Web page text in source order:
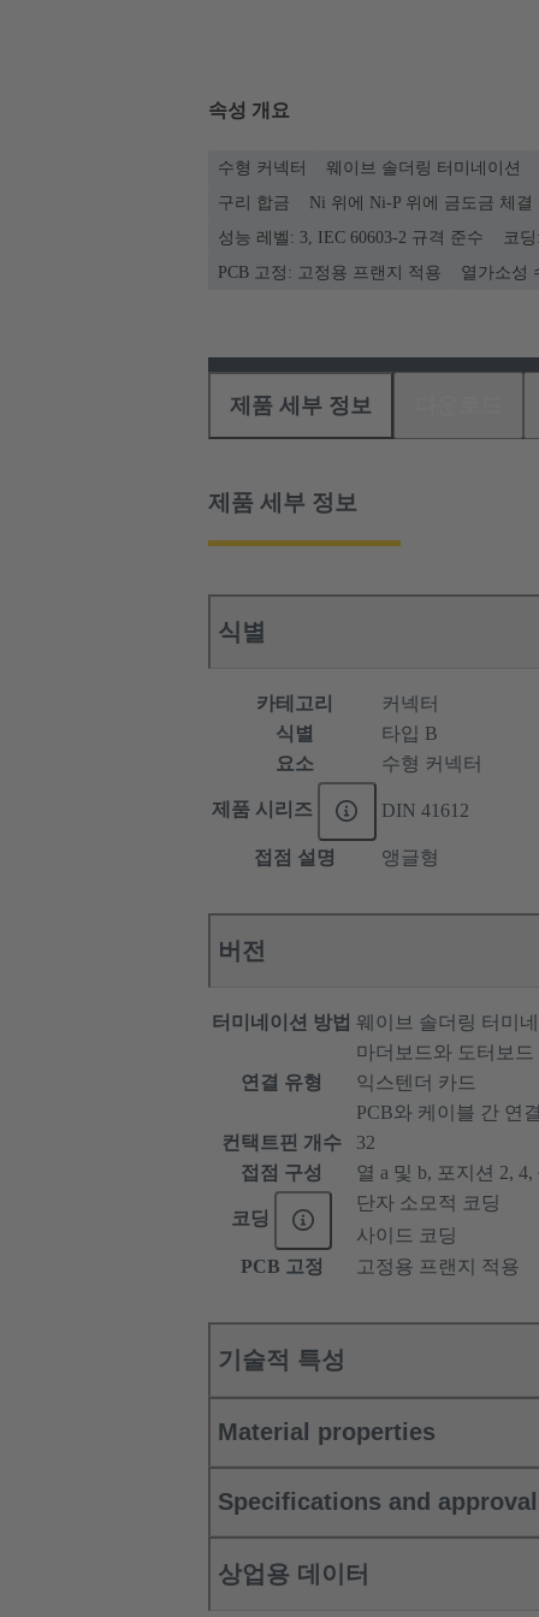
속성 개요
수형 커넥터 웨이브 솔더링 터미네이션
구리 합금
Ni 위에 Ni-P 위에 금도금 체
성능 레벨: 3, IEC 60603-2 규격 준수
코
PCB 고정: 고정용 프랜지 적용
열가소성
제품 세부 정보
제품 세부 정보
식별
카테고리
커넥터
식별
타입 B
요소
수형 커넥터
제품 시리즈 DIN 41612
접점 설명 앵글형
버전
터미네이션 방법 웨이브 솔더링 터미
연결 유형
마더보드와 도터보드
익스텐더 카드
PCB와 케이블 간 연결
컨택트핀 개수
32
접점 구성
열 a 및 b, 포지션 2, 4,
코딩
단자 소모적 코딩
사이드 코딩
PCB 고정
고정용 프랜지 적용
기술적 특성
Material properties
Specifications and
상업용 데이터